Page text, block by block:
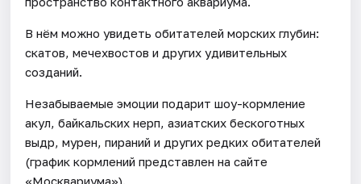
В нём можно увидеть обитателей морских глубин:
скатов, мечехвостов и других удивительных
созданий.
Незабываемые эмоции подарит шоу-кормление
акул, байкальских нерп, азиатских бескоготных
выдр, мурен, пираний и других редких обитателей
(график кормлений представлен на сайте
«Москвариума»).